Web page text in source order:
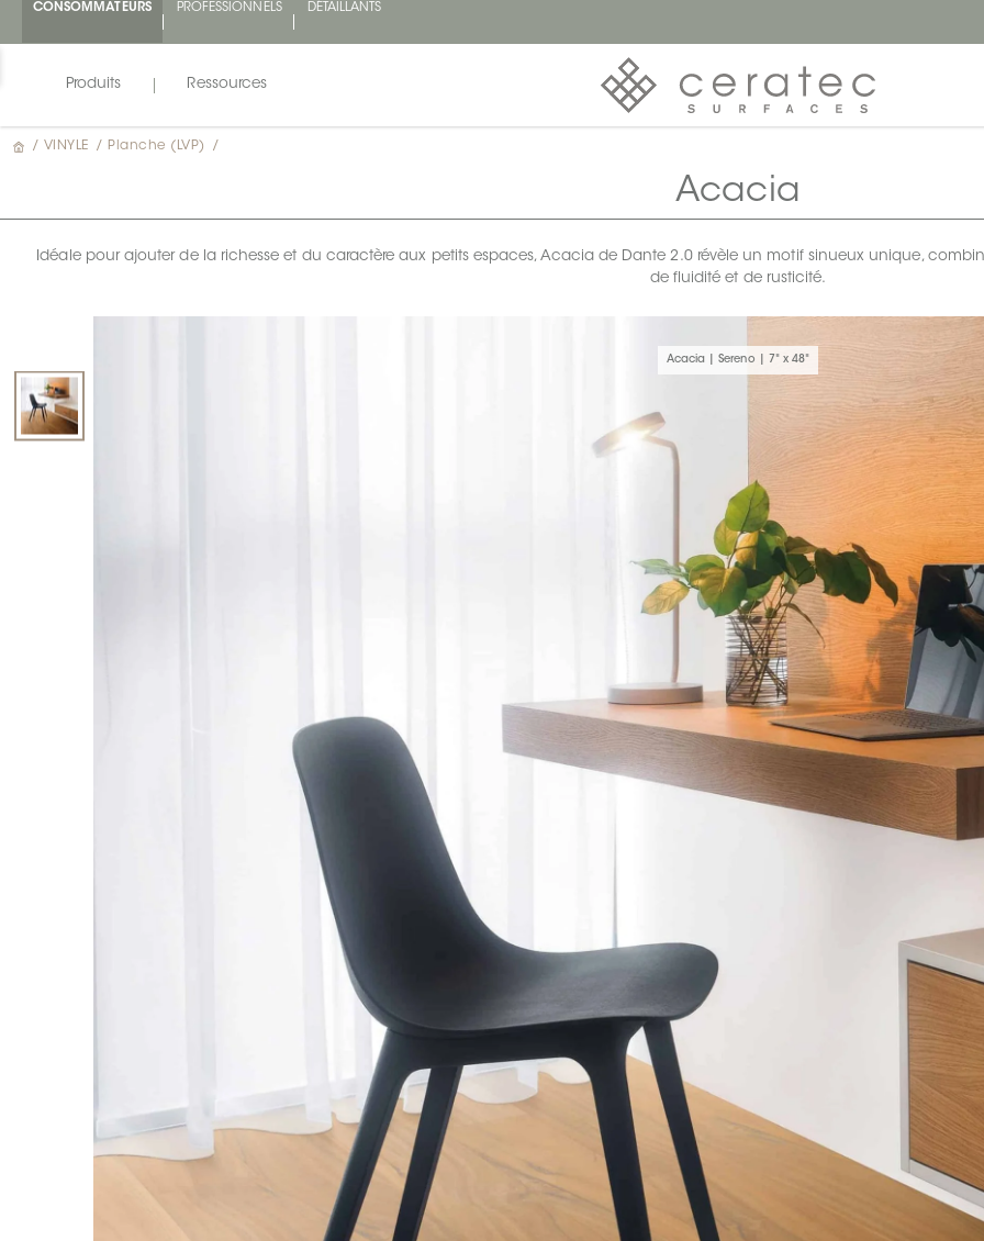
CONSOMMATEURS PROFESSIONNELS
DÉTAILLANTS
Produits Ressources
/ VINYLE / Planche (LVP) /
Acacia
Idéale pour ajouter de la richesse et du caractère aux petits espaces, Acacia de Dante 2.0 révèle un motif sinueux unique,
de fluidité et de rusticité.
Acacia | Sereno | 7" x 48"